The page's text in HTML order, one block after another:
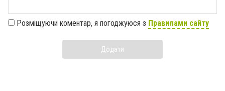
Розміщуючи коментар, я погоджуюся з Правилами сайту
Додати